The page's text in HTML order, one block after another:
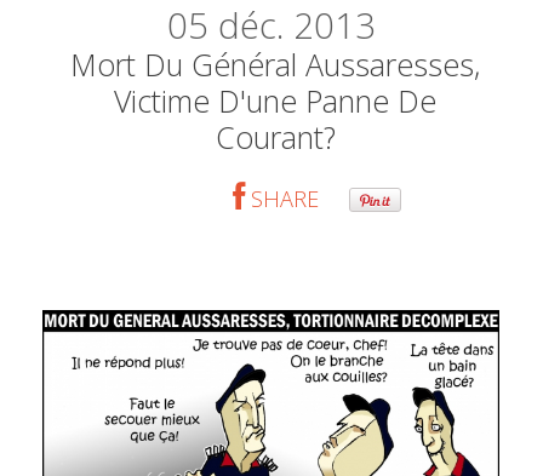
05 déc. 2013
Mort Du Général Aussaresses,
Victime D'une Panne De
Courant?
SHARE